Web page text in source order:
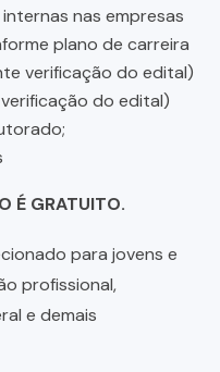
nas empresas
plano de carreira
verificação do edital)
do edital)
É GRATUITO.
para jovens e
profissional,
e demais